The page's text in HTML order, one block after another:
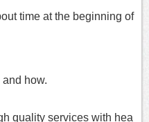
time at the beginning of
how.
quality services with hea